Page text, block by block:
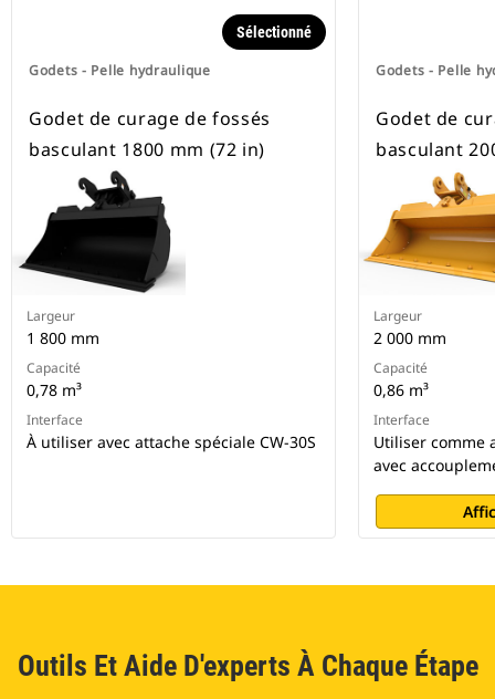
Godets - Pelle hydraulique
Sélectionné
Godet de curage de fossés
basculant 1800 mm (72 in)
Largeur
1 800 mm
Capacité
0,78 m³
Interface
À utiliser avec attache spéciale CW-30S
Godets - Pelle
Godet de
basculant
Largeur
2 000 mm
Capacité
0,86 m³
Interface
Utiliser comme
avec
Outils Et Aide D'experts À Chaque Étape